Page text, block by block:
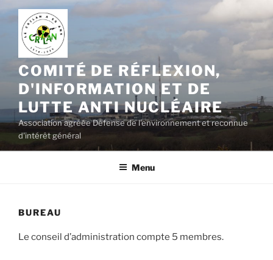
Aller
contenu
principal
COMITÉ DE RÉFLEXION,
D'INFORMATION ET DE
LUTTE ANTI NUCLÉAIRE
Association agréée Défense de l'environnement et reconnue
d'intérêt général
Menu
BUREAU
Le conseil d’administration compte 5 membres.